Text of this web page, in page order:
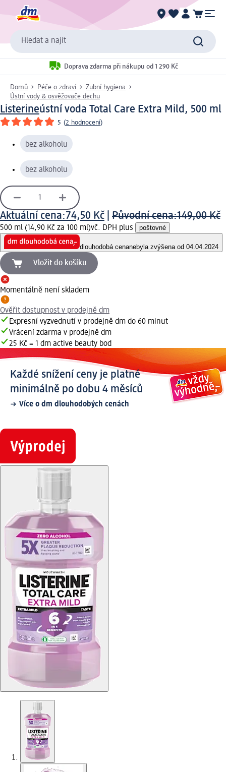
Hledat a najít
Doprava zdarma při nákupu od 1 290 Kč
Domů Péče o zdraví
Zubní hygiena
Ústní vody & osvěžovače dechu
Listerineústní voda Total Care Extra Mild, 500 ml
5 (2 hodnocení)
bez alkoholu
bez alkoholu
Aktuální cena:74,50 Kč Původní cena:149,00 Kč
500 ml (14,90 Kč za 100 ml)vč. DPH plus poštovné
dlouhodobá cenanebyla zvýšena od 04.04.2024
Vložit do košíku
Momentálně není skladem
Ověřit dostupnost v prodejně dm
Expresní vyzvednutí v prodejně dm do 60 minut
Vrácení zdarma v prodejně dm
25 Kč = 1 dm active beauty bod
Každé snížení ceny je platné
minimálně po dobu 4 měsíců
Více o dm dlouhodobých cenách